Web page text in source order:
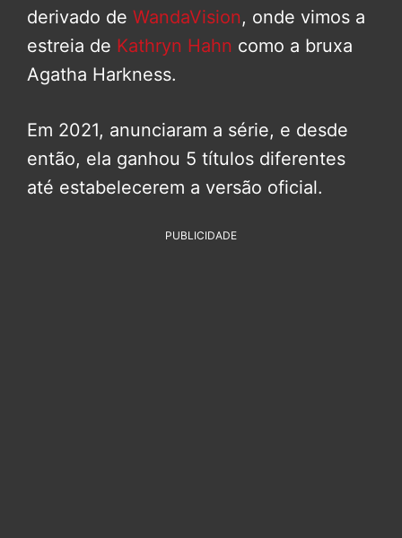
derivado de WandaVision, onde vimos a
estreia de Kathryn Hahn como a bruxa
Agatha Harkness.
Em 2021, anunciaram a série, e desde
então, ela ganhou 5 títulos diferentes
até estabelecerem a versão oficial.
PUBLICIDADE